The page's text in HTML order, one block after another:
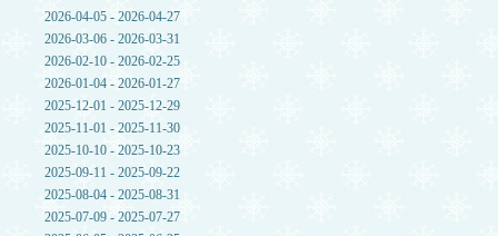
2026-04-05 - 2026-04-27
2026-03-06 - 2026-03-31
2026-02-10 - 2026-02-25
2026-01-04 - 2026-01-27
2025-12-01 - 2025-12-29
2025-11-01 - 2025-11-30
2025-10-10 - 2025-10-23
2025-09-11 - 2025-09-22
2025-08-04 - 2025-08-31
2025-07-09 - 2025-07-27